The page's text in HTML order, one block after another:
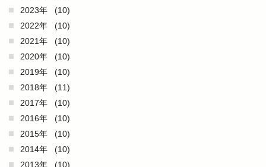
2023年
(10)
2022年
(10)
2021年
(10)
2020年
(10)
2019年
(10)
2018年
(11)
2017年
(10)
2016年
(10)
2015年
(10)
2014年
(10)
2013年
(10)